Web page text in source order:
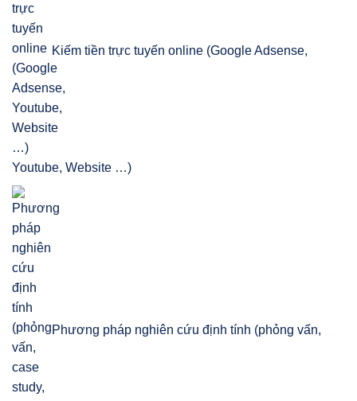
Kiếm tiền trực tuyến online (Google Adsense,
Youtube, Website …)
Phương pháp nghiên cứu định tính (phỏng vấn,